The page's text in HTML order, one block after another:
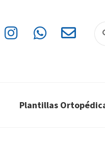
Plantillas